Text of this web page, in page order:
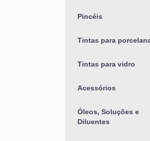
Pincéis
Tintas para
Tintas para vidro
Acessórios
Óleos, Soluções e
Diluentes